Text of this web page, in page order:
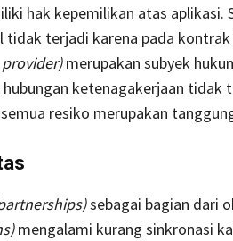
hak kepemilikan atas aplikasi.
tidak terjadi karena pada kontrak
provider)merupakan subyek
ketenagakerjaan tidak
resiko merupakan
sebagai bagian dari
mengalami kurang sinkronasi